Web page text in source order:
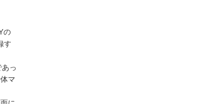
の
す
っ
マ